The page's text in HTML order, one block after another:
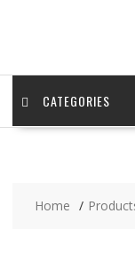
CATEGORIES
Home